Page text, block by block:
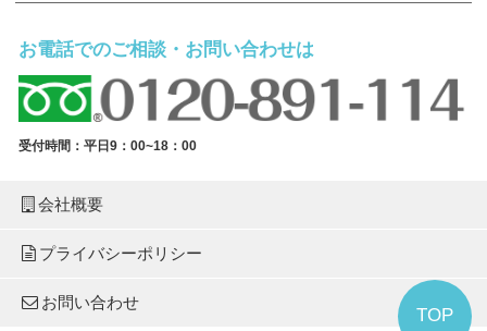
TOP
お電話でのご相談・お問い合わせは
受付時間：平日9：00~18：00
会社概要
プライバシーポリシー
お問い合わせ